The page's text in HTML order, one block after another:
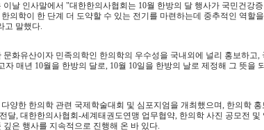
날 인사말에서 "대한한의사협회는 10월 한방의 달 행사가 국민건강
의학이 한 단계 더 도약할 수 있는 전기를 마련하는데 중추적인 역할을
고 말했다.
화유산이자 민족의학인 한의학의 우수성을 국내외에 널리 홍보하고,
매년 10월을 한방의 달로, 10월 10일을 한방의 날로 제정해 그 뜻을
양한 한의학 관련 국제학술대회 및 심포지엄을 개최했으며, 한의학 홍
달, 대한한의사협회-세계태권도연맹 업무협약, 한의학 사진 공모전 및
은 행사를 지속적으로 진행해 온 바 있다.